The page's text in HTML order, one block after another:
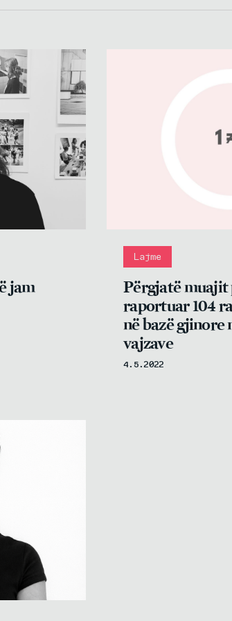
jam
Lajme
Përgjatë
raportuar 104
në bazë gjinore
vajzave
4.5.2022